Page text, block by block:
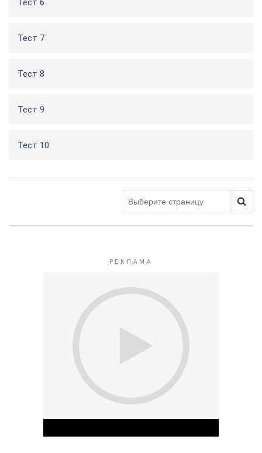
Тест 6
Тест 7
Тест 8
Тест 9
Тест 10